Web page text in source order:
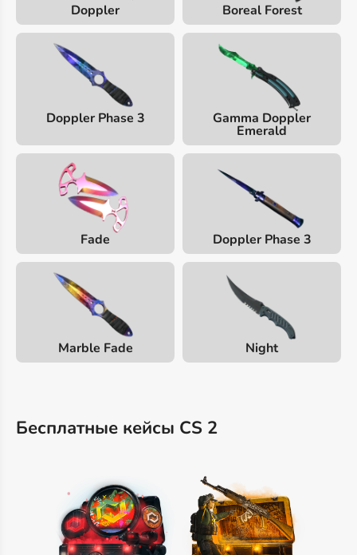
Doppler Boreal Forest
Doppler Phase 3 Gamma Doppler
Emerald
Fade Doppler Phase 3
Marble Fade Night
Бесплатные кейсы CS 2